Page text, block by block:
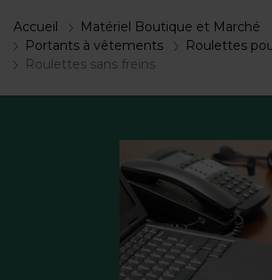
Accueil
Matériel Boutique et Marché
Portants à vêtements
Roulettes
Roulettes sans freins